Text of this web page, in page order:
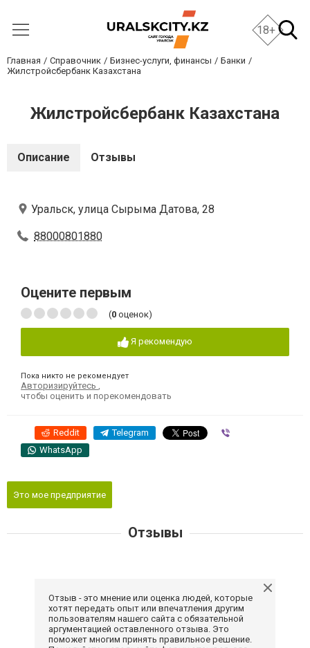
18+
Главная Справочник Бизнес-услуги, финансы
Банки
Жилстройсбербанк Казахстана
Жилстройсбербанк Казахстана
Описание Отзывы
Уральск, улица Сырыма Датова, 28
88000801880
Оцените первым
(0 оценок)
Я рекомендую
Пока никто не рекомендует
Авторизируйтесь
чтобы оценить и порекомендовать
Reddit Telegram
WhatsApp
Это мое предприятие
Отзывы
Отзыв - это мнение или оценка людей, которые
хотят передать опыт или впечатления другим
пользователям нашего сайта с обязательной
аргументацией оставленного отзыва. Это
поможет многим принять правильное решение.